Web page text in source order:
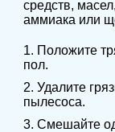
средств,
аммиака или
1. Положите
пол.
2. Удалите
пылесоса.
3. Смешайте